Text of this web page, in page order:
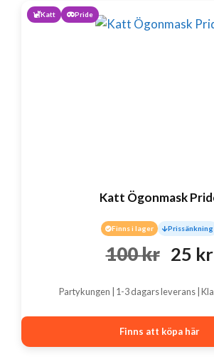
Katt Pride
Katt Ögonmask
Finns i lager Prissänkning
100kr Det
var:
25 kr
Partykungen | 1-3 dagars leverans |
Finns att köpa här